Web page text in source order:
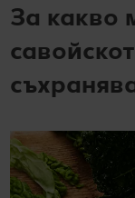
За какво